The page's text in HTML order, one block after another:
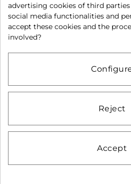
Avís legal Política de
Condicions de compra
Isabel Muñoz 2025. Tots els
advertising cookies of third
social media functionalities and
accept these cookies and the
involved?
Reject
Accept